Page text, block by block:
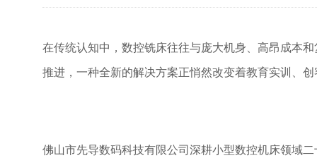
在传统认知中，数控铣床往往与庞大机身、高昂成本
推进，一种全新的解决方案正悄然改变着教育实训、
佛山市先导数码科技有限公司深耕小型数控机床领域